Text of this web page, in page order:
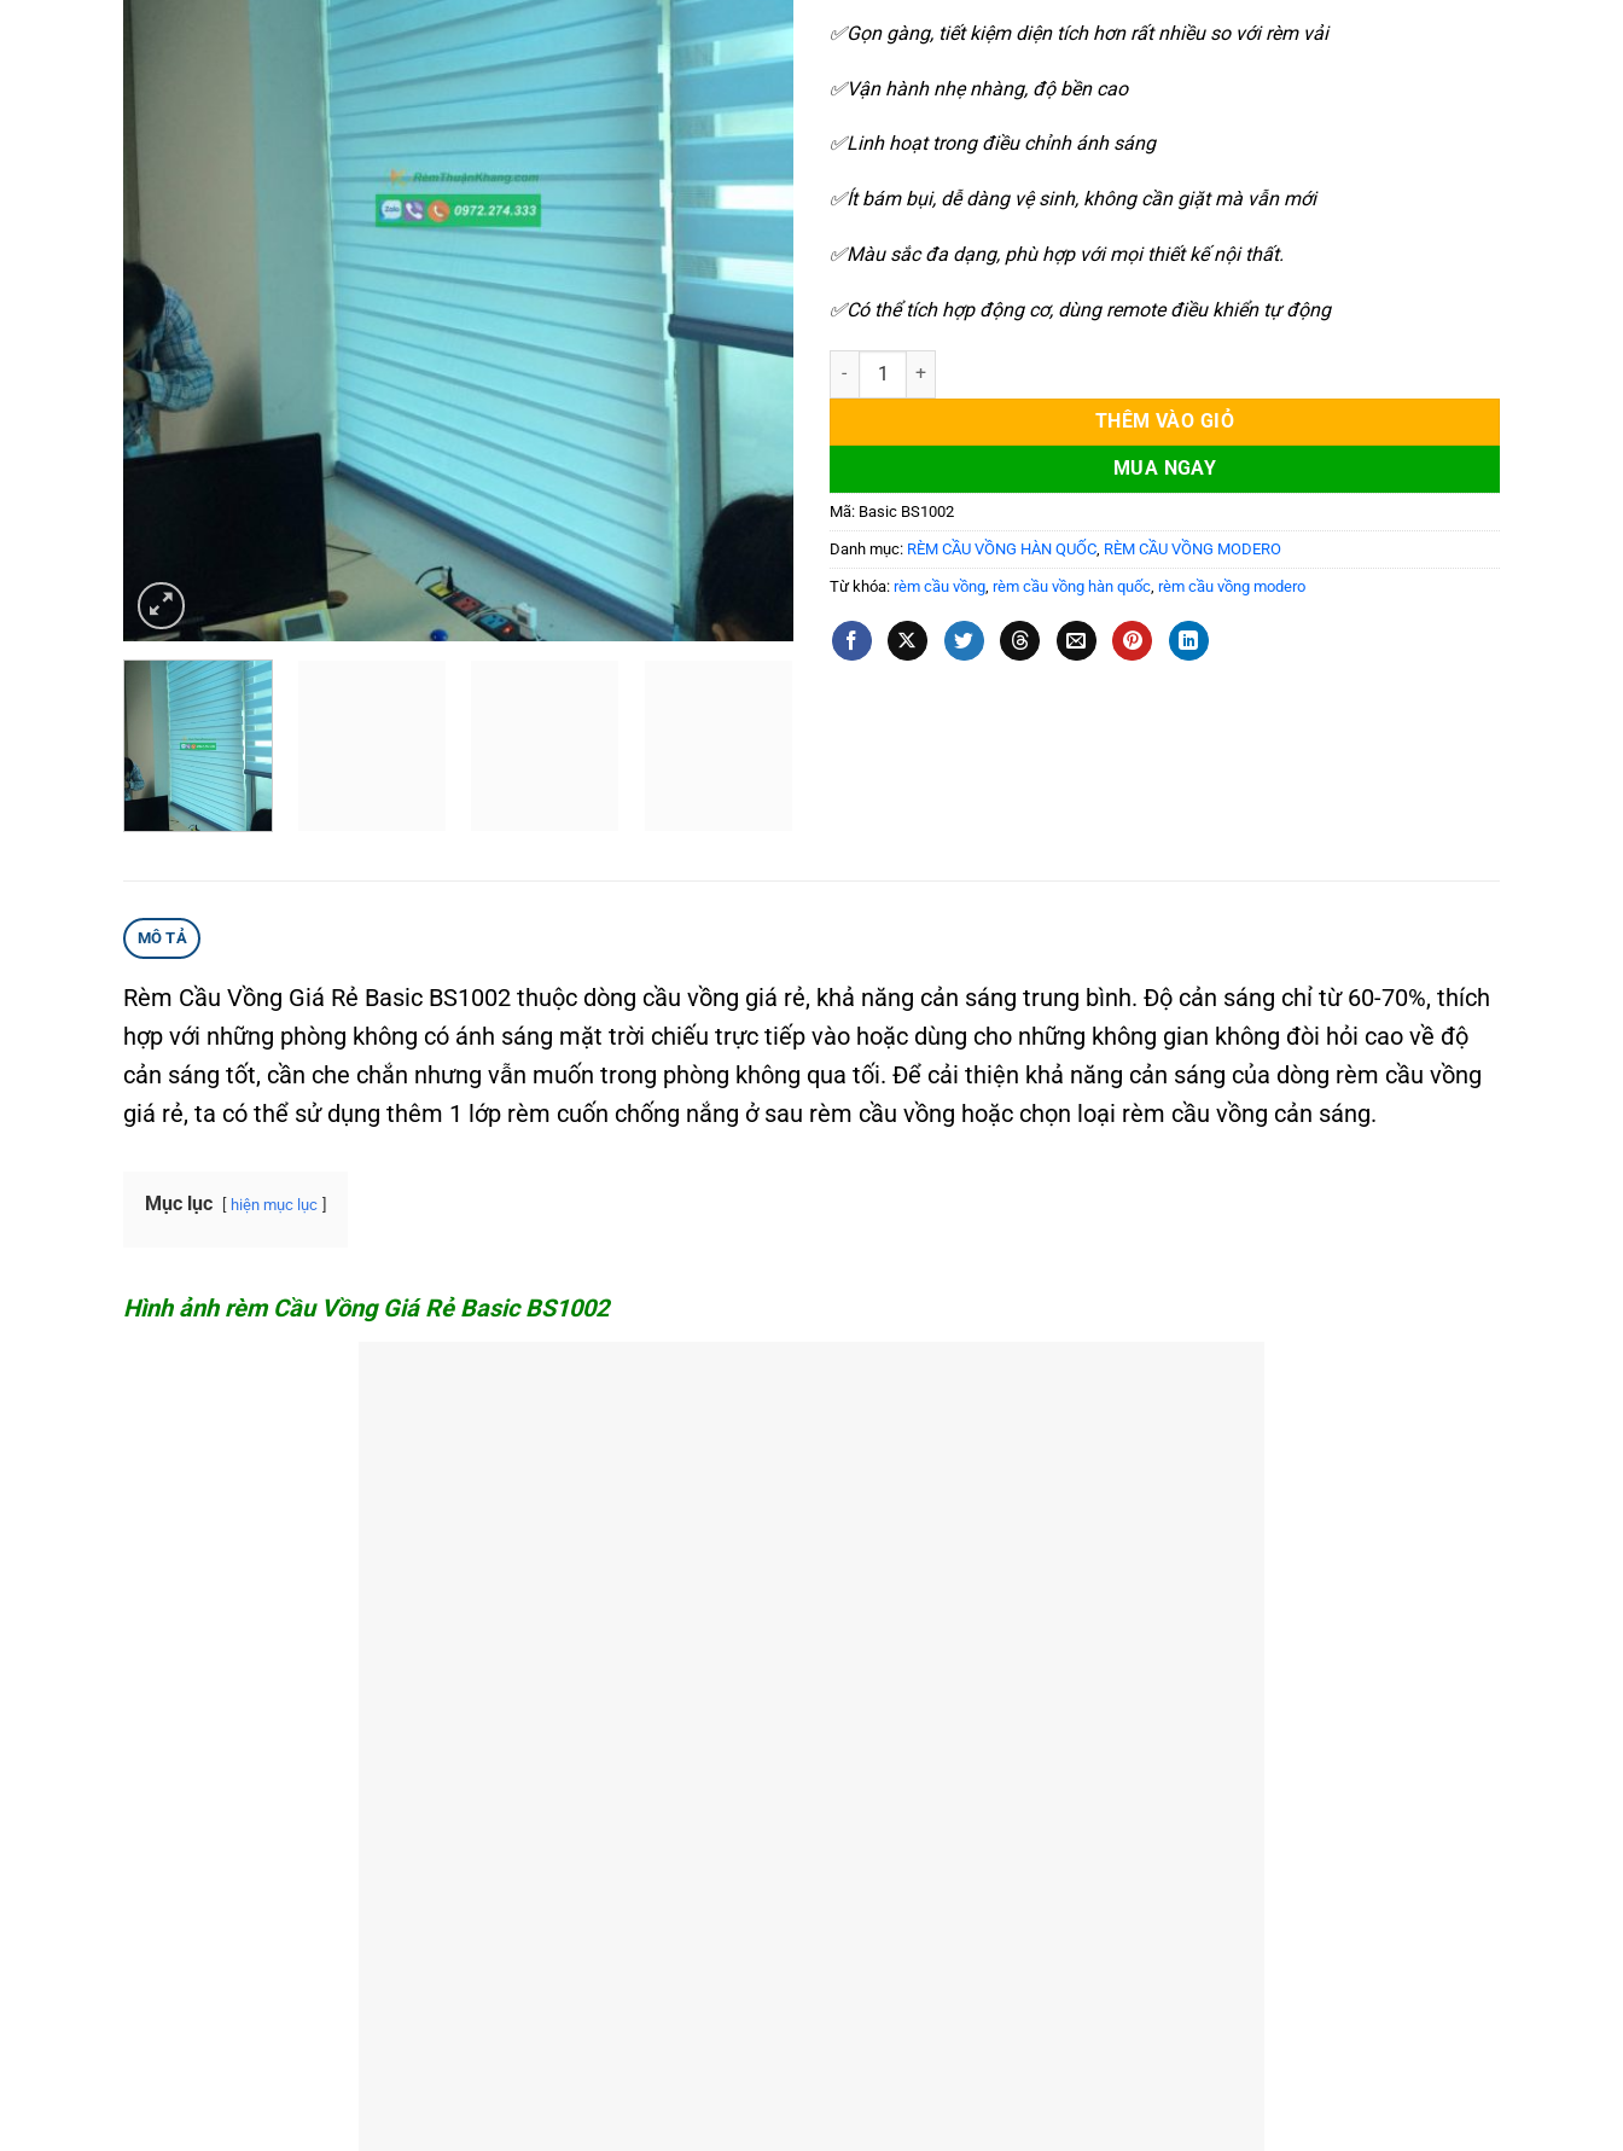
✅Gọn gàng, tiết kiệm diện tích hơn rất nhiều so với rèm vải
✅Vận hành nhẹ nhàng, độ bền cao
✅Linh hoạt trong điều chỉnh ánh sáng
✅Ít bám bụi, dễ dàng vệ sinh, không cần giặt mà vẫn mới
✅Màu sắc đa dạng, phù hợp với mọi thiết kế nội thất.
✅Có thể tích hợp động cơ, dùng remote điều khiển tự động
Rèm Cầu Vồng Giá Rẻ Basic BS1002 số lượng
THÊM VÀO GIỎ
MUA NGAY
Mã: Basic BS1002
Danh mục: RÈM CẦU VỒNG HÀN QUỐC RÈM CẦU VỒNG MODERO
Từ khóa: rèm cầu vồng rèm cầu vồng hàn quốc rèm cầu vồng modero
MÔ TẢ
Rèm Cầu Vồng Giá Rẻ Basic BS1002 thuộc dòng cầu vồng giá rẻ, khả năng cản sáng trung bình. Độ cản sáng chỉ từ 60-70%, thích
hợp với những phòng không có ánh sáng mặt trời chiếu trực tiếp vào hoặc dùng cho những không gian không đòi hỏi cao về độ
cản sáng tốt, cần che chắn nhưng vẫn muốn trong phòng không qua tối. Để cải thiện khả năng cản sáng của dòng rèm cầu vồng
giá rẻ, ta có thể sử dụng thêm 1 lớp rèm cuốn chống nắng ở sau rèm cầu vồng hoặc chọn loại rèm cầu vồng cản sáng.
Mục lục hiện mục lục
Hình ảnh rèm Cầu Vồng Giá Rẻ Basic BS1002